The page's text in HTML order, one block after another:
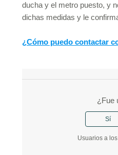
ducha y el metro puesto, y
dichas medidas y le
¿Cómo puedo contactar
¿Fue
Sí
Usuarios a